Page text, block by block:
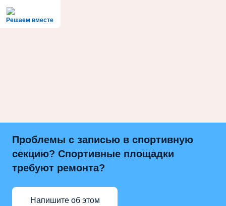
Решаем вместе
Проблемы с записью в спортивную
секцию? Спортивные площадки
требуют ремонта?
Напишите об этом